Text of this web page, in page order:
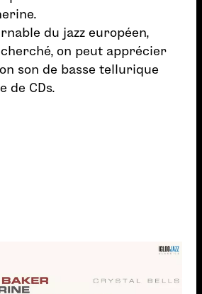
du jazz européen,
on peut apprécier
son de basse tellurique
de CDs.